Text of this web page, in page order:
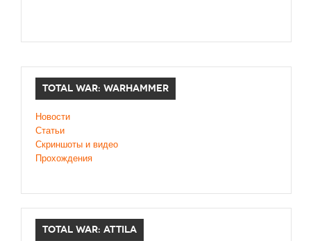
TOTAL WAR: WARHAMMER
Новости
Статьи
Скриншоты и видео
Прохождения
TOTAL WAR: ATTILA